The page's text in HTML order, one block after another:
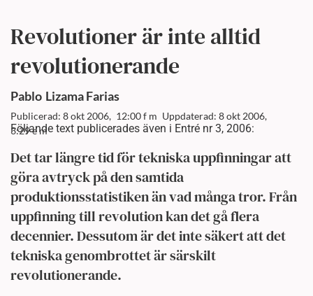
Revolutioner är inte alltid
revolutionerande
Pablo Lizama Farias
Publicerad: 8 okt 2006, 12:00 f m Uppdaterad: 8 okt 2006,
3:29 e m
Följande text publicerades även i Entré nr 3, 2006:
Det tar längre tid för tekniska uppfinningar att
göra avtryck på den samtida
produktionsstatistiken än vad många tror. Från
uppfinning till revolution kan det gå flera
decennier. Dessutom är det inte säkert att det
tekniska genombrottet är särskilt
revolutionerande.